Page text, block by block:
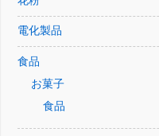
電化製品
食品
お菓子
食品